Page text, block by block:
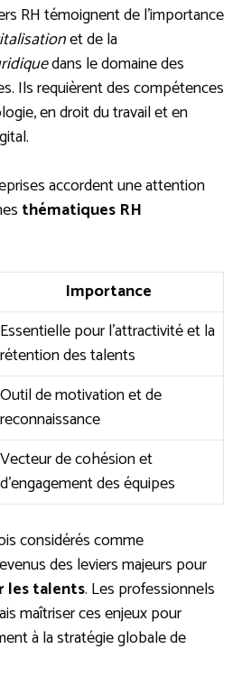
RH témoignent de l’importance
et de la
dans le domaine des
Ils requièrent des compétences
en droit du travail et en
accordent une attention
thématiques RH
Importance
Essentielle pour l’attractivité et la
rétention des talents
Outil de motivation et de
reconnaissance
Vecteur de cohésion et
d’engagement des équipes
considérés comme
des leviers majeurs pour
les talents. Les professionnels
maîtriser ces enjeux pour
à la stratégie globale de